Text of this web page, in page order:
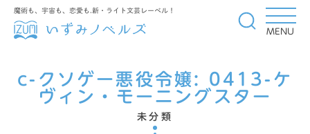
MENU
魔術も、宇宙も、恋愛も.新・ライト文芸レーベル！
c-クソゲー悪役令嬢: 0413-ケ
ヴィン・モーニングスター
未分類